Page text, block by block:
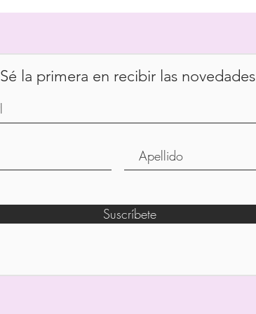
Sé la primera en recibir las novedades
Suscríbete